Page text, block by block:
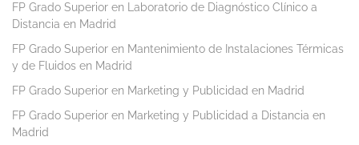
FP Grado Superior en Laboratorio de Diagnóstico Clínico a
Distancia en Madrid
FP Grado Superior en Mantenimiento de Instalaciones Térmicas
y de Fluidos en Madrid
FP Grado Superior en Marketing y Publicidad en Madrid
FP Grado Superior en Marketing y Publicidad a Distancia en
Madrid